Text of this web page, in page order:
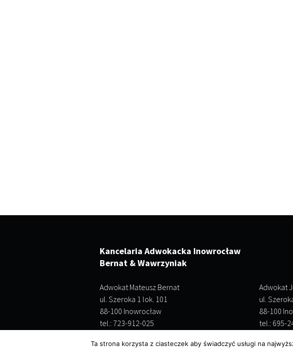
Kancelaria Adwokacka Inowrocław
Bernat & Wawrzyniak
Adwokat Mateusz Bernat
ul. Szeroka 1 lok. 101
88-100 Inowrocław
tel.: 723-912-025
Adwokat
ul.
88-100
tel.: 695-
Ta strona korzysta z ciasteczek aby świadczyć usługi na